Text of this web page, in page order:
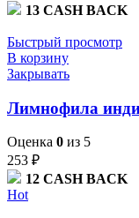
13 CASH BACK
Быстрый просмотр
В корзину
Закрывать
Лимнофила
Оценка 0 из 5
253 ₽
12 CASH BACK
Hot